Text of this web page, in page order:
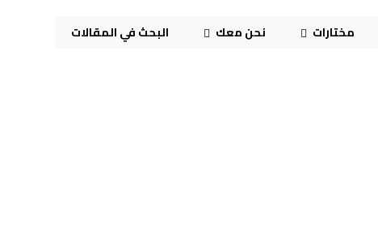
مختارات نحن معك البحث في المقالات